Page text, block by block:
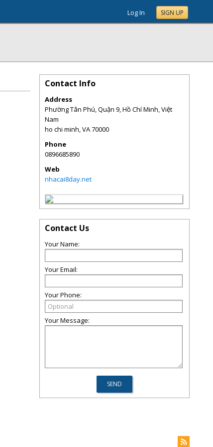
Log In SIGN UP
Contact Info
Address
Phường Tân Phú, Quận 9, Hồ Chí Minh, Việt
Nam
ho chi minh,VA70000
Phone
0896685890
Web
nhacai8day.net
Contact Us
Your Name:
Your Email:
Your Phone:
Your Message: